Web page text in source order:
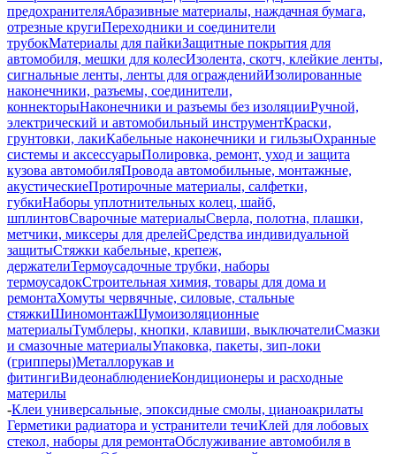
предохранителяАбразивные материалы, наждачная бумага,
отрезные кругиПереходники и соединители
трубокМатериалы для пайкиЗащитные покрытия для
автомобиля, мешки для колесИзолента, скотч, клейкие ленты,
сигнальные ленты, ленты для огражденийИзолированные
наконечники, разъемы, соединители,
коннекторыНаконечники и разъемы без изоляцииРучной,
электрический и автомобильный инструментКраски,
грунтовки, лакиКабельные наконечники и гильзыОхранные
системы и аксессуарыПолировка, ремонт, уход и защита
кузова автомобиляПровода автомобильные, монтажные,
акустическиеПротирочные материалы, салфетки,
губкиНаборы уплотнительных колец, шайб,
шплинтовСварочные материалыСверла, полотна, плашки,
метчики, миксеры для дрелейСредства индивидуальной
защитыСтяжки кабельные, крепеж,
держателиТермоусадочные трубки, наборы
термоусадокСтроительная химия, товары для дома и
ремонтаХомуты червячные, силовые, стальные
стяжкиШиномонтажШумоизоляционные
материалыТумблеры, кнопки, клавиши, выключателиСмазки
и смазочные материалыУпаковка, пакеты, зип-локи
(грипперы)Металлорукав и
фитингиВидеонаблюдениеКондиционеры и расходные
материлы
-Клеи универсальные, эпоксидные смолы, цианоакрилаты
Герметики радиатора и устранители течиКлей для лобовых
стекол, наборы для ремонтаОбслуживание автомобиля в